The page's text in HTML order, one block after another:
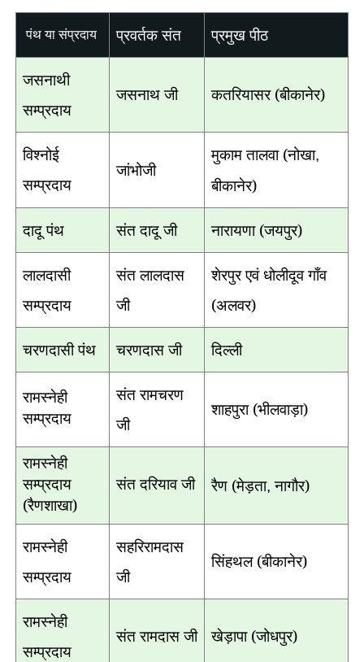
पंथ या संप्रदाय प्रवर्तक संत प्रमुख पीठ
जसनाथी
सम्प्रदाय
जसनाथ जी कतरियासर (बीकानेर)
विश्नोई
सम्प्रदाय
जांभोजी
मुकाम तालवा (नोखा,
बीकानेर)
दादू पंथ संत दादू जी नारायणा (जयपुर)
लालदासी
सम्प्रदाय
संत लालदास
जी
शेरपुर एवं धोलीदूव गाँव
(अलवर)
चरणदासी पंथ चरणदास जी दिल्ली
रामस्नेही
सम्प्रदाय
संत रामचरण
जी
शाहपुरा (भीलवाड़ा)
रामस्नेही
सम्प्रदाय
(रैणशाखा)
संत दरियाव जी रैण (मेड़ता,नागौर)
रामस्नेही
सम्प्रदाय
सहरिरामदास
जी
सिंहथल (बीकानेर)
रामस्नेही
सम्प्रदाय
संत रामदास जी खेड़ापा (जोधपुर)